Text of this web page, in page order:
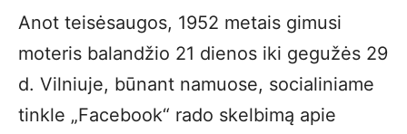
Anot teisėsaugos, 1952 metais gimusi
moteris balandžio 21 dienos iki gegužės 29
d. Vilniuje, būnant namuose, socialiniame
tinkle „Facebook“ rado skelbimą apie